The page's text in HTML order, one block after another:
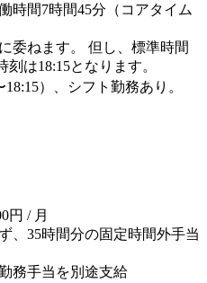
時間7時間45分（コアタイム
委ねます。 但し、標準時間
は18:15となります。
）、シフト勤務あり。
円 / 月
、35時間分の固定時間外手当
務手当を別途支給